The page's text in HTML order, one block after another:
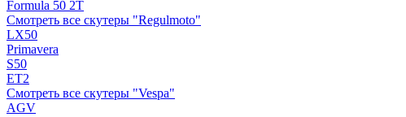
Formula 50 2Т
Смотреть все скутеры "Regulmoto"
LX50
Primavera
S50
ET2
Смотреть все скутеры "Vespa"
AGV